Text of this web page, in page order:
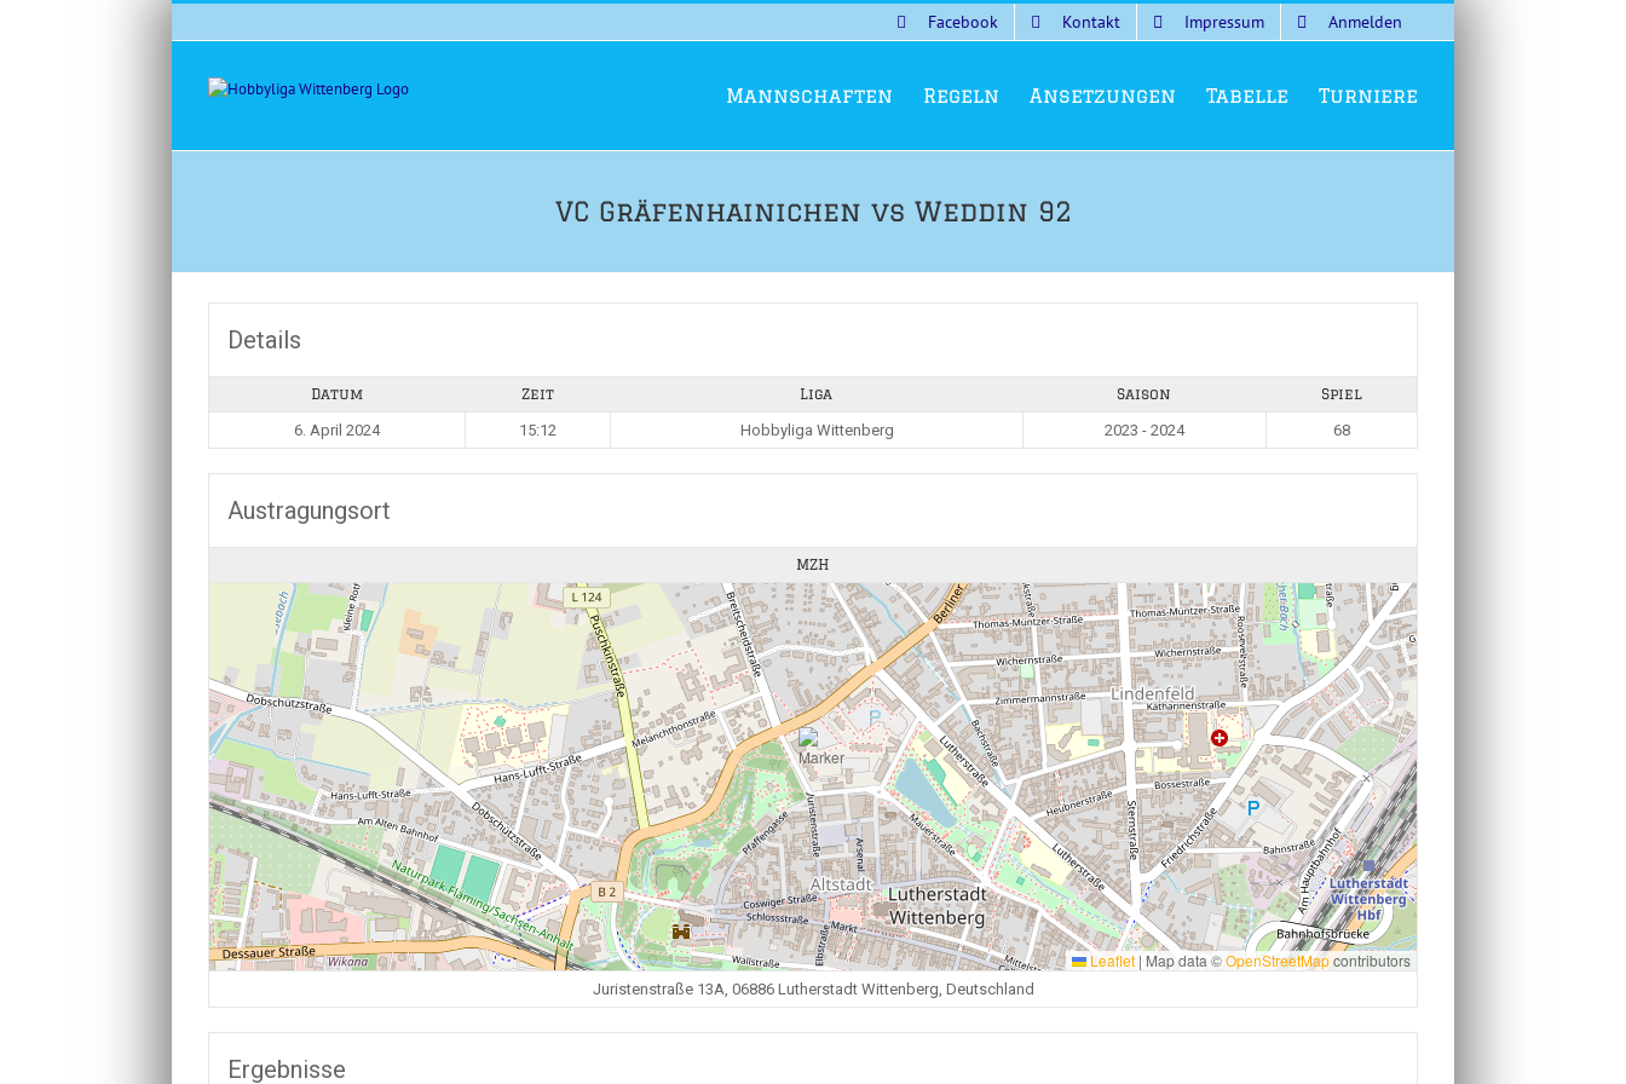
Facebook Kontakt Impressum Anmelden
Mannschaften Regeln Ansetzungen Tabelle Turniere
VC Gräfenhainichen vs Weddin 92
Details
Datum Zeit Liga Saison Spiel
6. April 2024 15:12 Hobbyliga Wittenberg 2023 - 2024 68
Austragungsort
MZH
Leaflet | Map data ©OpenStreetMapcontributors
Juristenstraße 13A, 06886 Lutherstadt Wittenberg, Deutschland
Ergebnisse